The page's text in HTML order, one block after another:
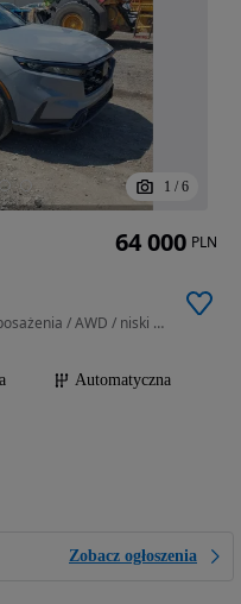
1 / 6
1993 cm3 • 184 KM • Bogata wersja wyposażenia / AWD / niski przebieg
Automatyczna
Zobacz ogłoszenia
64 000 PLN